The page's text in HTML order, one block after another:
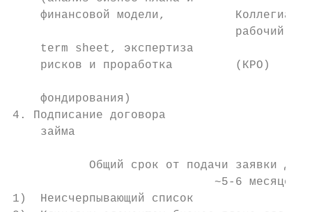
финансовой модели,
рабочий
term sheet, экспертиза
рисков и проработка         (КРО)
    фондирования)
4. Подписание договора
займа
Общий срок от подачи заявки до
~5-6 месяцев
1)  Неисчерпывающий список